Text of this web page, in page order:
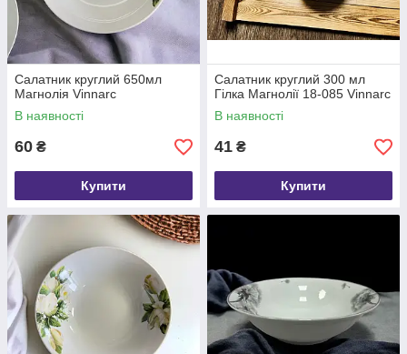
Салатник круглий 650мл
Магнолія Vinnarc
В наявності
60 ₴
Купити
Салатник круглий 300 мл
Гілка Магнолії 18-085 Vinnarc
В наявності
41 ₴
Купити